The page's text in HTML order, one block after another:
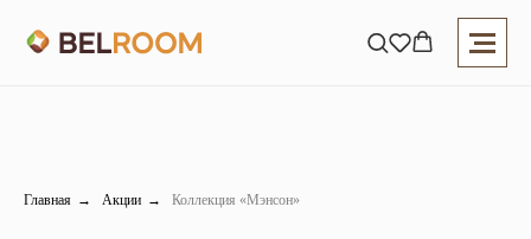
Главная → Акции → Коллекция «Мэнсон»